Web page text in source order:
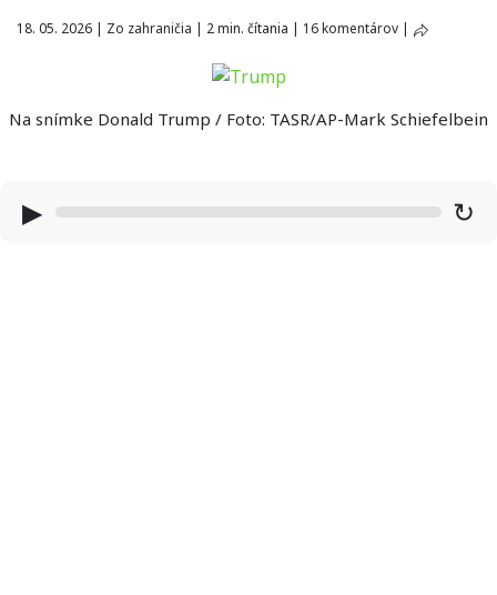
18. 05. 2026 | Zo zahraničia | 2 min. čítania | 16 komentárov |
Na snímke Donald Trump / Foto: TASR/AP-Mark Schiefelbein
▶ ↻